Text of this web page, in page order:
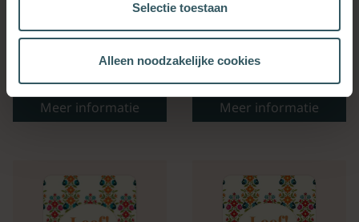
Selectie toestaan
Alleen noodzakelijke cookies
Bijbelse Dagkalender
2027
Meer informatie
Kerkenwerkagenda 2027
Meer informatie